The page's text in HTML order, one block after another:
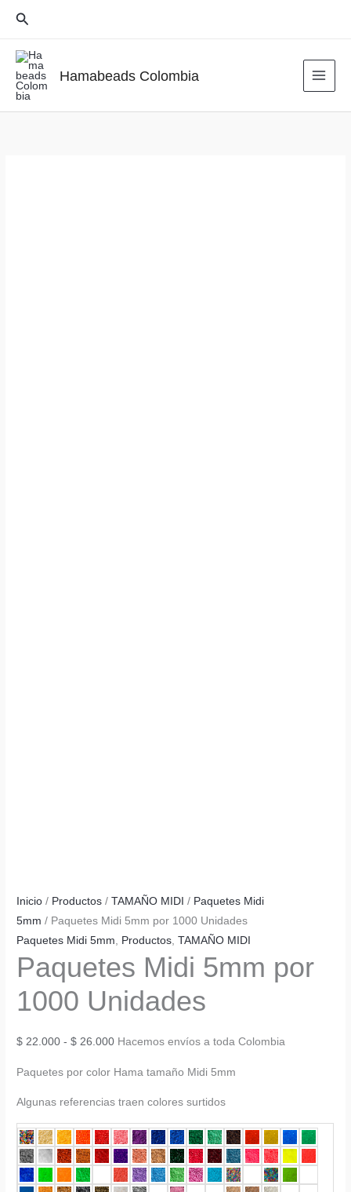
contenido
Buscar
Hamabeads Colombia
Inicio / Productos /TAMAÑO MIDI / Paquetes Midi
5mm / Paquetes Midi 5mm por 1000 Unidades
Paquetes Midi 5mm
Productos ,TAMAÑO MIDI
Paquetes Midi 5mm por
1000 Unidades
$ 22.000 - $ 26.000Rango
desde
hasta
$ 26.000
Hacemos envíos a toda Colombia
Paquetes por color Hama tamaño Midi 5mm
Algunas referencias traen colores surtidos